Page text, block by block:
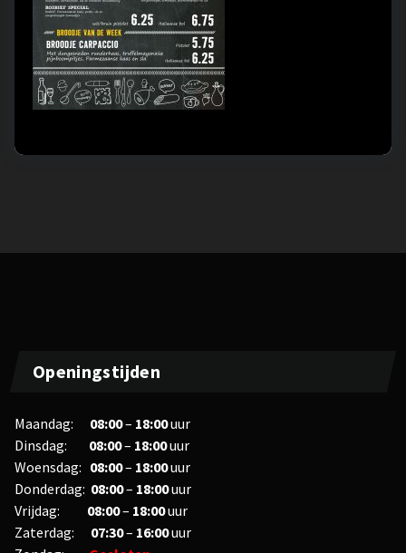
Openingstijden
Maandag: 08:00– 18:00uur
Dinsdag: 08:00– 18:00uur
Woensdag: 08:00– 18:00uur
Donderdag: 08:00– 18:00uur
Vrijdag: 08:00– 18:00uur
Zaterdag: 07:30– 16:00uur